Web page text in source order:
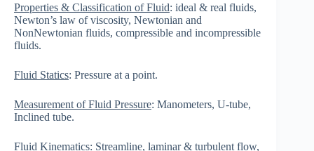
Properties & Classification of Fluid: ideal & real fluids,
Newton’s law of viscosity, Newtonian and
NonNewtonian fluids, compressible and incompressible
fluids.
Fluid Statics: Pressure at a point.
Measurement of Fluid Pressure: Manometers, U-tube,
Inclined tube.
Fluid Kinematics: Streamline, laminar & turbulent flow,